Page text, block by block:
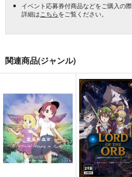
イベント応募券付商品などをご購入の
詳細は こちらをご覧ください。
関連商品(ジャンル)